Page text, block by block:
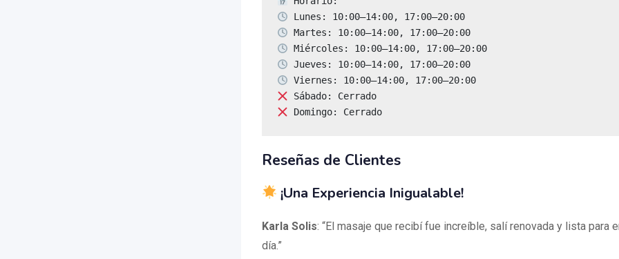
Lunes: 10:00–14:00, 17:00–20:00
Martes: 10:00–14:00, 17:00–20:00
Miércoles: 10:00–14:00, 17:00–20:00
Jueves: 10:00–14:00, 17:00–20:00
Viernes: 10:00–14:00, 17:00–20:00
Sábado: Cerrado
Domingo: Cerrado
Reseñas de Clientes
¡Una Experiencia Inigualable!
Karla Solis: “El masaje que recibí fue increíble, salí renovada y lista para
día.”